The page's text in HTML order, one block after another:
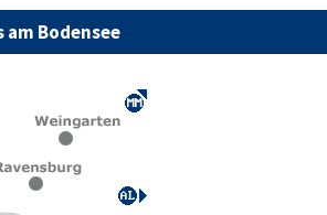
Bodensee